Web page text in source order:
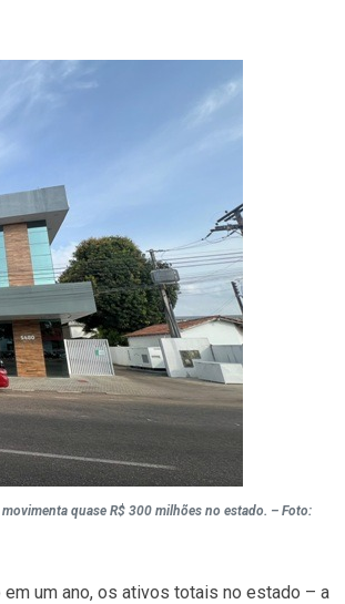
quase R$ 300 milhões no estado. – Foto:
um ano, os ativos totais no estado – a